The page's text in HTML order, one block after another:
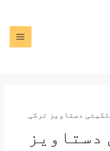
دستاویز ترکی
دستاویز